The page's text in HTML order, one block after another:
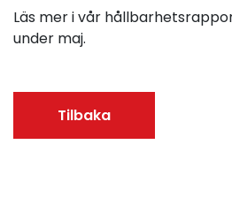
Läs mer i vår
under maj.
Tilbaka